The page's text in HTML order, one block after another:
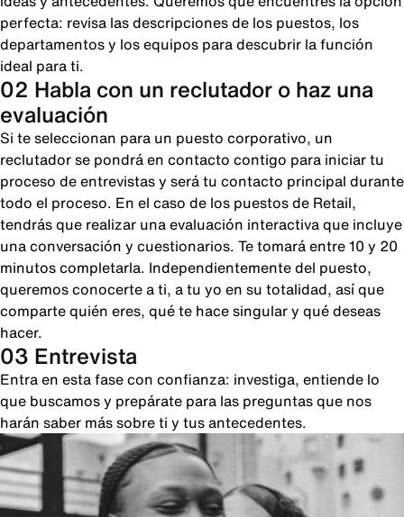
perfecta: revisa las descripciones de los puestos, los
departamentos y los equipos para descubrir la función
ideal para ti.
02 Habla con un reclutador o haz una
evaluación
Si te seleccionan para un puesto corporativo, un
reclutador se pondrá en contacto contigo para iniciar tu
proceso de entrevistas y será tu contacto principal durante
todo el proceso. En el caso de los puestos de Retail,
tendrás que realizar una evaluación interactiva que incluye
una conversación y cuestionarios. Te tomará entre 10 y 20
minutos completarla. Independientemente del puesto,
queremos conocerte a ti, a tu yo en su totalidad, así que
comparte quién eres, qué te hace singular y qué deseas
hacer.
03 Entrevista
Entra en esta fase con confianza: investiga, entiende lo
que buscamos y prepárate para las preguntas que nos
harán saber más sobre ti y tus antecedentes.